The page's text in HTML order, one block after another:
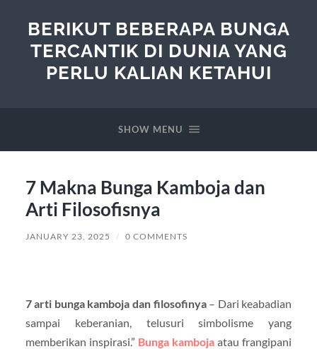
BERIKUT BEBERAPA BUNGA
TERCANTIK DI DUNIA YANG
PERLU KALIAN KETAHUI
SHOW MENU
7 Makna Bunga Kamboja dan
Arti Filosofisnya
JANUARY 23, 2025 / 0 COMMENTS
7 arti bunga kamboja dan filosofinya– Dari keabadian
sampai keberanian, telusuri simbolisme yang
memberikan inspirasi.” Bunga kamboja atau frangipani